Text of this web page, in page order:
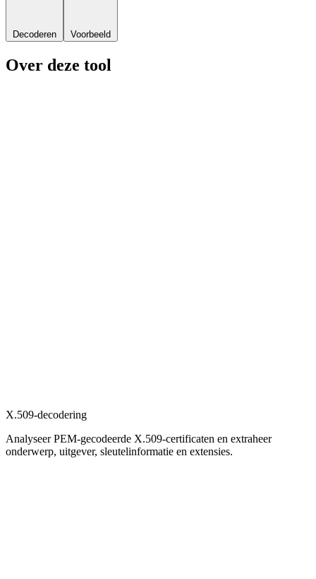
Decoderen Voorbeeld
Over deze tool
X.509-decodering
Analyseer PEM-gecodeerde X.509-certificaten en extraheer
onderwerp, uitgever, sleutelinformatie en extensies.